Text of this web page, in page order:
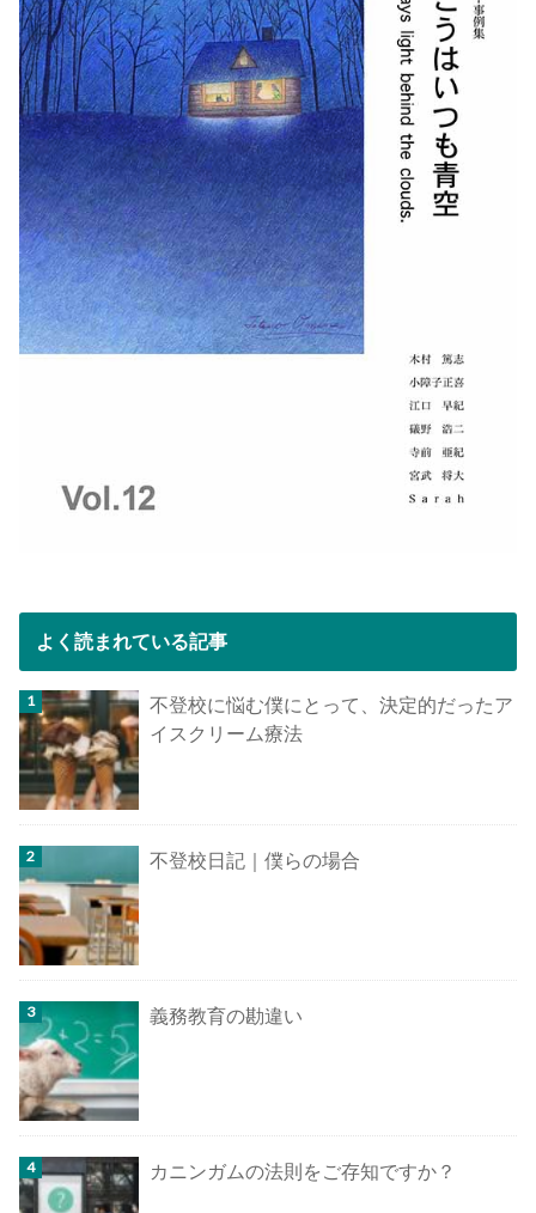
よく読まれている記事
不登校に悩む僕にとって、決定的だったア
イスクリーム療法
不登校日記｜僕らの場合
義務教育の勘違い
カニンガムの法則をご存知ですか？